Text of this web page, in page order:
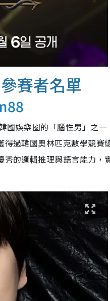
賽者名單
娛樂圈的「腦性男」之
過韓國奧林匹克數學競賽
的邏輯推理與語言能力，